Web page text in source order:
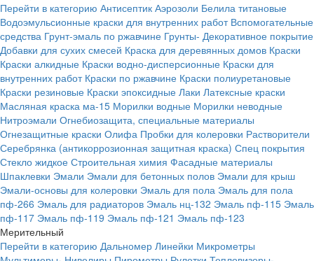
Перейти в категорию Антисептик Аэрозоли Белила титановые
Водоэмульсионные краски для внутренних работ Вспомогательные
средства Грунт-эмаль по ржавчине Грунты- Декоративное покрытие
Добавки для сухих смесей Краска для деревянных домов Краски
Краски алкидные Краски водно-дисперсионные Краски для
внутренних работ Краски по ржавчине Краски полиуретановые
Краски резиновые Краски эпоксидные Лаки Латексные краски
Масляная краска ма-15 Морилки водные Морилки неводные
Нитроэмали Огнебиозащита, специальные материалы
Огнезащитные краски Олифа Пробки для колеровки Растворители
Серебрянка (антикоррозионная защитная краска) Спец покрытия
Стекло жидкое Строительная химия Фасадные материалы
Шпаклевки Эмали Эмали для бетонных полов Эмали для крыш
Эмали-основы для колеровки Эмаль для пола Эмаль для пола
пф-266 Эмаль для радиаторов Эмаль нц-132 Эмаль пф-115 Эмаль
пф-117 Эмаль пф-119 Эмаль пф-121 Эмаль пф-123
Мерительный
Перейти в категорию Дальномер Линейки Микрометры